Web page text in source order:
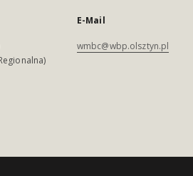
E-Mail
wmbc@wbp.olsztyn.pl